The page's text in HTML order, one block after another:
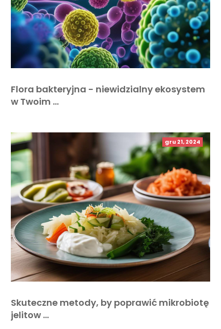
Flora bakteryjna - niewidzialny ekosystem
w Twoim …
gru 21, 2024
Skuteczne metody, by poprawić mikrobiotę
jelitow …